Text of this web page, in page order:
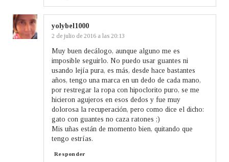
yolybel1000
2 de julio de 2016 a las 20:13
Muy buen decálogo, aunque alguno me es
imposible seguirlo. No puedo usar guantes ni
usando lejía pura, es más, desde hace bastantes
años, tengo una marca en un dedo de cada mano,
por restregar la ropa con hipoclorito puro, se me
hicieron agujeros en esos dedos y fue muy
dolorosa la recuperación, pero como dice el dicho:
gato con guantes no caza ratones ;)
Mis uñas están de momento bien, quitando que
tengo estrías.
Responder